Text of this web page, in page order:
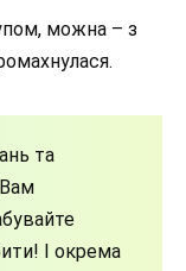
можна – з
та
І окрема